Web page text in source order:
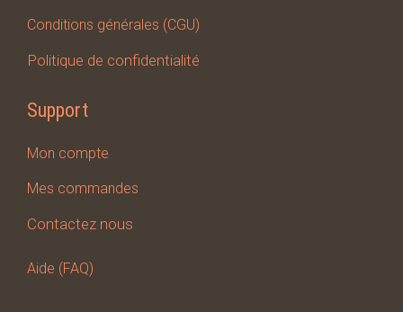
Conditions générales (CGU)
Politique de confidentialité
Support
Mon compte
Mes commandes
Contactez nous
Aide (FAQ)